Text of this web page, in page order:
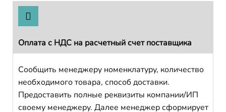
Оплата с НДС на расчетный счет поставщика
Сообщить менеджеру номенклатуру, количество
необходимого товара, способ доставки.
Предоставить полные реквизиты компании/ИП
своему менеджеру. Далее менеджер сформирует